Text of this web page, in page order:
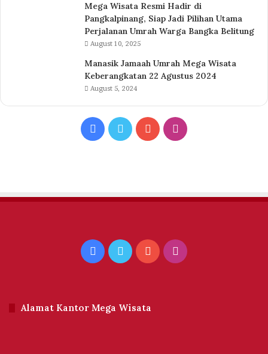
Mega Wisata Resmi Hadir di
Pangkalpinang, Siap Jadi Pilihan Utama
Perjalanan Umrah Warga Bangka Belitung
August 10, 2025
Manasik Jamaah Umrah Mega Wisata
Keberangkatan 22 Agustus 2024
August 5, 2024
FacebookTwitterYouTubeInstagram
FacebookTwitterYouTubeInstagram
Alamat Kantor Mega Wisata